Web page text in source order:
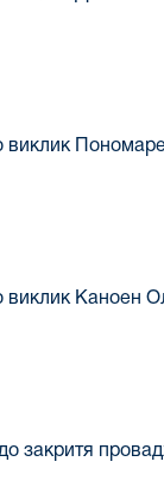
виклик
виклик Каноен
закритя